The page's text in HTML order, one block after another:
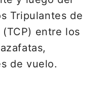
Tripulantes de
entre los
de vuelo.